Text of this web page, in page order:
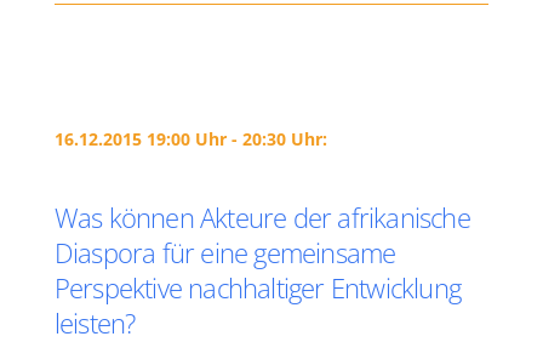
16.12.2015 19:00 Uhr - 20:30 Uhr:
Was können Akteure der afrikanische
Diaspora für eine gemeinsame
Perspektive nachhaltiger Entwicklung
leisten?